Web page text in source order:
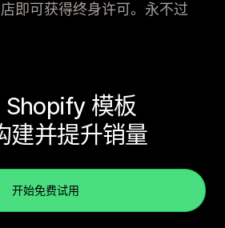
即可获得终身许可。永不过
Shopify 模板
建并提升销量
开始免费试用